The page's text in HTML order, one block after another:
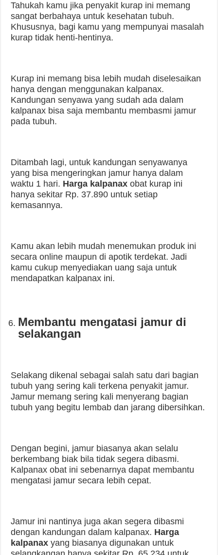
Tahukah kamu jika penyakit kurap ini memang
sangat berbahaya untuk kesehatan tubuh.
Khususnya, bagi kamu yang mempunyai masalah
kurap tidak henti-hentinya.
Kurap ini memang bisa lebih mudah diselesaikan
hanya dengan menggunakan kalpanax.
Kandungan senyawa yang sudah ada dalam
kalpanax bisa saja membantu membasmi jamur
pada tubuh.
Ditambah lagi, untuk kandungan senyawanya
yang bisa mengeringkan jamur hanya dalam
waktu 1 hari. Harga kalpanax obat kurap ini
hanya sekitar Rp. 37.890 untuk setiap
kemasannya.
Kamu akan lebih mudah menemukan produk ini
secara online maupun di apotik terdekat. Jadi
kamu cukup menyediakan uang saja untuk
mendapatkan kalpanax ini.
Membantu mengatasi jamur di
selakangan
Selakang dikenal sebagai salah satu dari bagian
tubuh yang sering kali terkena penyakit jamur.
Jamur memang sering kali menyerang bagian
tubuh yang begitu lembab dan jarang dibersihkan.
Dengan begini, jamur biasanya akan selalu
berkembang biak bila tidak segera dibasmi.
Kalpanax obat ini sebenarnya dapat membantu
mengatasi jamur secara lebih cepat.
Jamur ini nantinya juga akan segera dibasmi
dengan kandungan dalam kalpanax. Harga
kalpanax yang biasanya digunakan untuk